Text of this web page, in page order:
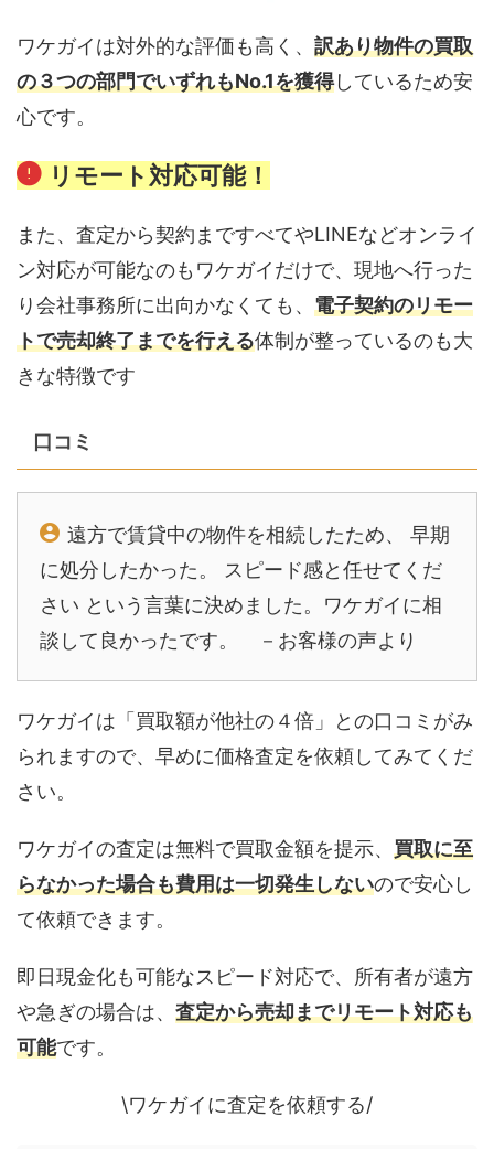
ワケガイは対外的な評価も高く、 訳あり物件の買取
の３つの部門でいずれもNo.1を獲得しているため安
心です。
リモート対応可能！
また、査定から契約まですべてやLINEなどオンライ
ン対応が可能なのもワケガイだけで、現地へ行った
り会社事務所に出向かなくても、 電子契約のリモー
トで売却終了までを行える体制が整っているのも大
きな特徴です
口コミ
遠方で賃貸中の物件を相続したため、 早期
に処分したかった。 スピード感と任せてくだ
さい という言葉に決めました。ワケガイに相
談して良かったです。 －お客様の声より
ワケガイは「買取額が他社の４倍」との口コミがみ
られますので、早めに価格査定を依頼してみてくだ
さい。
ワケガイの査定は無料で買取金額を提示、 買取に至
らなかった場合も費用は一切発生しないので安心し
て依頼できます。
即日現金化も可能なスピード対応で、所有者が遠方
や急ぎの場合は、 査定から売却までリモート対応も
可能です。
\ワケガイに査定を依頼する/